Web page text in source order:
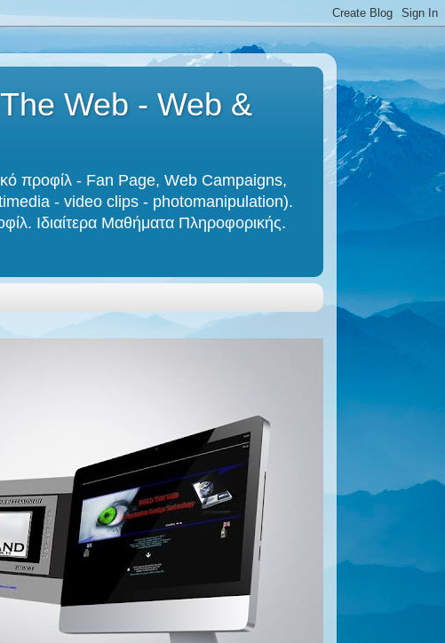
The Web - Web &
προφίλ - Fan Page, Web Campaigns,
- video clips - photomanipulation).
Ιδιαίτερα Μαθήματα Πληροφορικής.